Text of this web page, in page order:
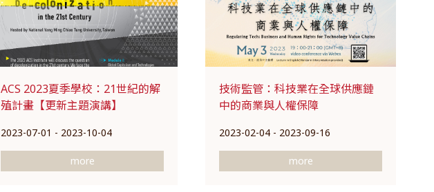
ACS 2023夏季學校：21世紀的解
殖計畫【更新主題演講】
2023-07-01 - 2023-10-04
more
技術監管：科技業在全球供應鏈
中的商業與人權保障
2023-02-04 - 2023-09-16
more